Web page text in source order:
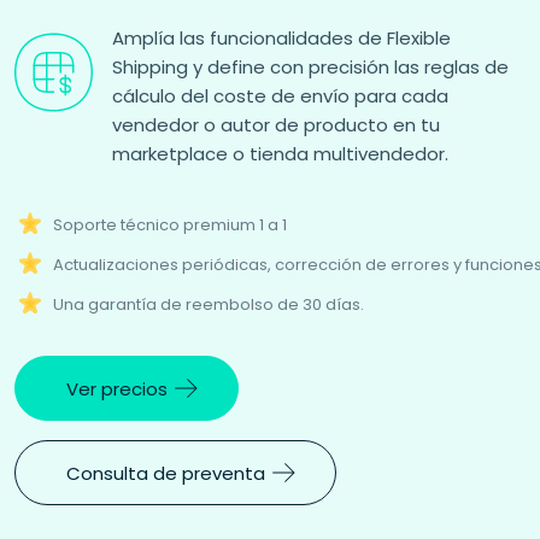
Amplía las funcionalidades de Flexible
Shipping y define con precisión las reglas de
cálculo del coste de envío para cada
vendedor o autor de producto en tu
marketplace o tienda multivendedor.
Soporte técnico premium 1 a 1
Actualizaciones periódicas, corrección de errores y
Una garantía de reembolso de 30 días.
Ver precios
Consulta de preventa